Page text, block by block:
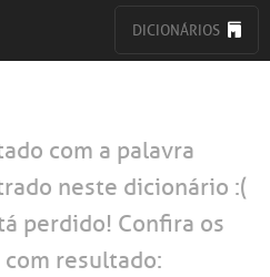
DICIONÁRIOS
com a palavra
neste dicionário :(
perdido! Confira os
resultado: